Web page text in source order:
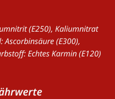
(E250), Kaliumnitrat
(E300),
Echtes Karmin (E120)